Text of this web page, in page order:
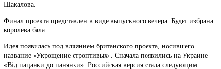
Шакалова.
Финал проекта представлен в виде выпускного вечера. Будет избрана
королева бала.
Идея появилась под влиянием британского проекта, носившего
название «Укрощение строптивых». Сначала появились на Украине
«Від пацанки до панянки». Российская версия стала следующим